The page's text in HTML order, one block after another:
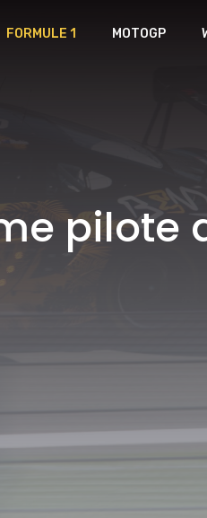
FORMULE 1 MOTOGP
pilote